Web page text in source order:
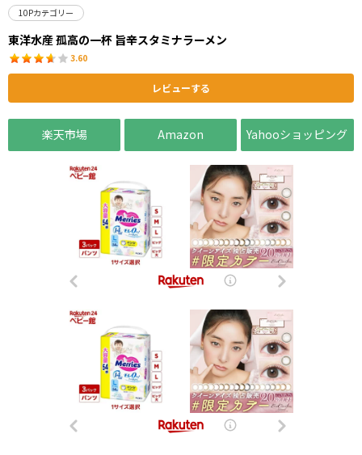
10Pカテゴリー
東洋水産 孤高の一杯 旨辛スタミナラーメン
3.60
レビューする
楽天市場 Amazon Yahooショッピング